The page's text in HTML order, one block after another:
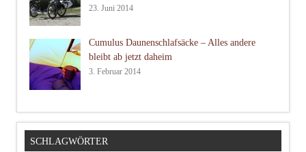
23. Juni 2014
Cumulus Daunenschlafsäcke – Alles andere
bleibt ab jetzt daheim
3. Februar 2014
SCHLAGWÖRTER